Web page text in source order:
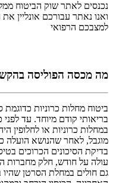
נכנסים לאתר שוק הביטוח
ואנו נאתר עבורכם
למצבכם הרפואי
מה מכסה הפוליסה
ביטוח מחלות כרוניות
בריאותי קודם מיוחד. עד
במחלות כרוניות או לחלופין
מוגבל, לאחר שהנושא הועלה
בדיקת הסיכונים הכרוכים
עולה על חודש, חלק מחברות
גם חולים במחלת הסרטן